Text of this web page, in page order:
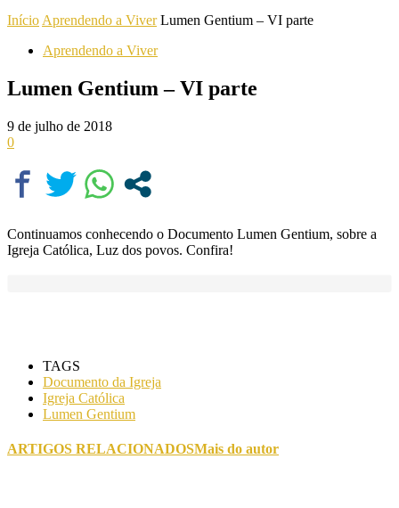
Início Aprendendo a Viver Lumen Gentium – VI parte
Aprendendo a Viver
Lumen Gentium – VI parte
9 de julho de 2018
0
Continuamos conhecendo o Documento Lumen Gentium, sobre a
Igreja Católica, Luz dos povos. Confira!
TAGS
Documento da Igreja
Igreja Católica
Lumen Gentium
ARTIGOS RELACIONADOSMais do autor